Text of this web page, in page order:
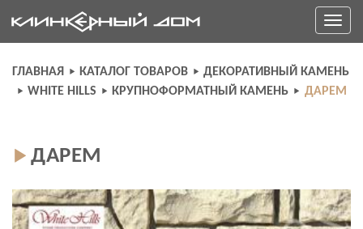
to
content
Toggle
ГЛАВНАЯ КАТАЛОГ ТОВАРОВ
ДЕКОРАТИВНЫЙ КАМЕНЬ
WHITE HILLS
КРУПНОФОРМАТНЫЙ КАМЕНЬ ДАРЕМ
ДАРЕМ